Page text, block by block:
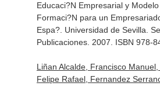
Educaci?N Empresarial y
Formaci?N para un
Espa?. Universidad de Sevilla.
Publicaciones. 2007. ISBN 978-
Liñan Alcalde, Francisco
Felipe Rafael, Fernandez